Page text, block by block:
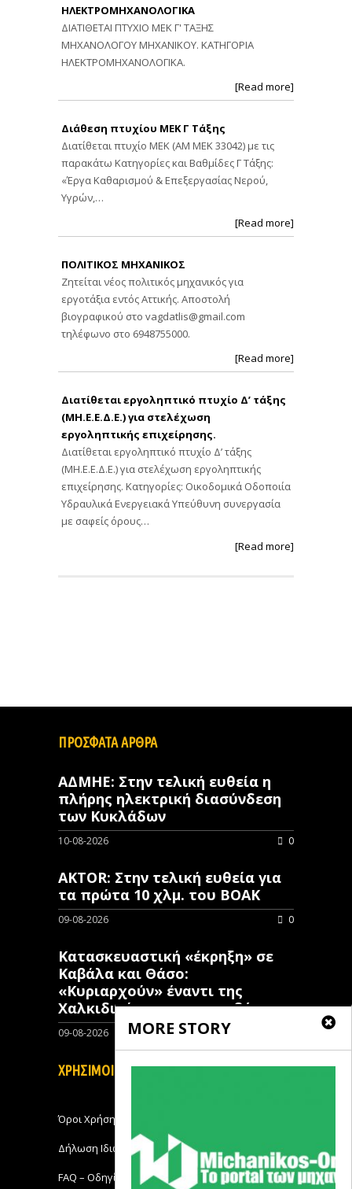
ΗΛΕΚΤΡΟΜΗΧΑΝΟΛΟΓΙΚΑ
ΔΙΑΤΙΘΕΤΑΙ ΠΤΥΧΙΟ ΜΕΚ Γ' ΤΑΞΗΣ
ΜΗΧΑΝΟΛΟΓΟΥ ΜΗΧΑΝΙΚΟΥ. ΚΑΤΗΓΟΡΙΑ
ΗΛΕΚΤΡΟΜΗΧΑΝΟΛΟΓΙΚΑ.
[Read more]
Διάθεση πτυχίου ΜΕΚ Γ Τάξης
Διατίθεται πτυχίο ΜΕΚ (ΑΜ ΜΕΚ 33042) με τις
παρακάτω Κατηγορίες και Βαθμίδες Γ Τάξης:
«Έργα Καθαρισμού & Επεξεργασίας Νερού,
Υγρών,…
[Read more]
ΠΟΛΙΤΙΚΟΣ ΜΗΧΑΝΙΚΟΣ
Ζητείται νέος πολιτικός μηχανικός για
εργοτάξια εντός Αττικής. Αποστολή
βιογραφικού στο vagdatlis@gmail.com
τηλέφωνο στο 6948755000.
[Read more]
Διατίθεται εργοληπτικό πτυχίο Δ’ τάξης
(ΜΗ.Ε.Ε.Δ.Ε.) για στελέχωση
εργοληπτικής επιχείρησης.
Διατίθεται εργοληπτικό πτυχίο Δ’ τάξης
(ΜΗ.Ε.Ε.Δ.Ε.) για στελέχωση εργοληπτικής
επιχείρησης. Κατηγορίες: Οικοδομικά Οδοποιία
Υδραυλικά Ενεργειακά Υπεύθυνη συνεργασία
με σαφείς όρους…
[Read more]
MORE STORY
ΠΡΟΣΦΑΤΑ ΑΡΘΡΑ
ΑΔΜΗΕ: Στην τελική ευθεία η
πλήρης ηλεκτρική διασύνδεση
των Κυκλάδων
10-08-2026 0
AKTOR: Στην τελική ευθεία για
τα πρώτα 10 χλμ. του ΒΟΑΚ
09-08-2026 0
Κατασκευαστική «έκρηξη» σε
Καβάλα και Θάσο:
«Κυριαρχούν» έναντι της
Χαλκιδικής στην ανοικοδόμηση
09-08-2026
ΧΡΗΣΙΜΟΙ ΣΥΝΔΕΣΜΟΙ
Όροι Χρήσης
Δήλωση Ιδιωτικότητας
FAQ – Οδηγίες Χρήσης